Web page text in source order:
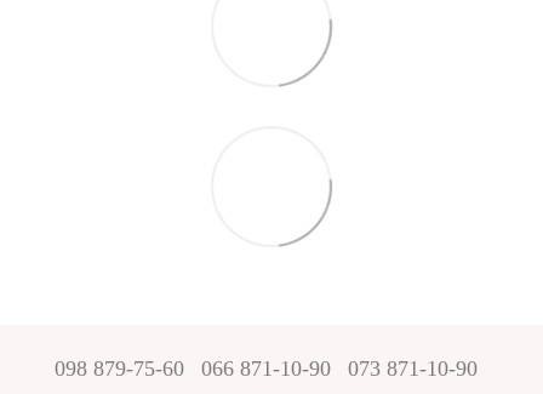
098 879-75-60 066 871-10-90
073 871-10-90